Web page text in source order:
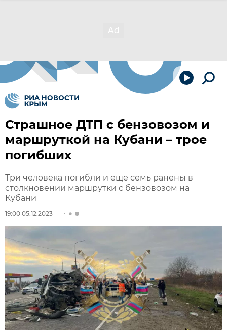
Страшное ДТП с бензовозом и
маршруткой на Кубани – трое
погибших
Три человека погибли и еще семь ранены в
столкновении маршрутки с бензовозом на
Кубани
19:00 05.12.2023